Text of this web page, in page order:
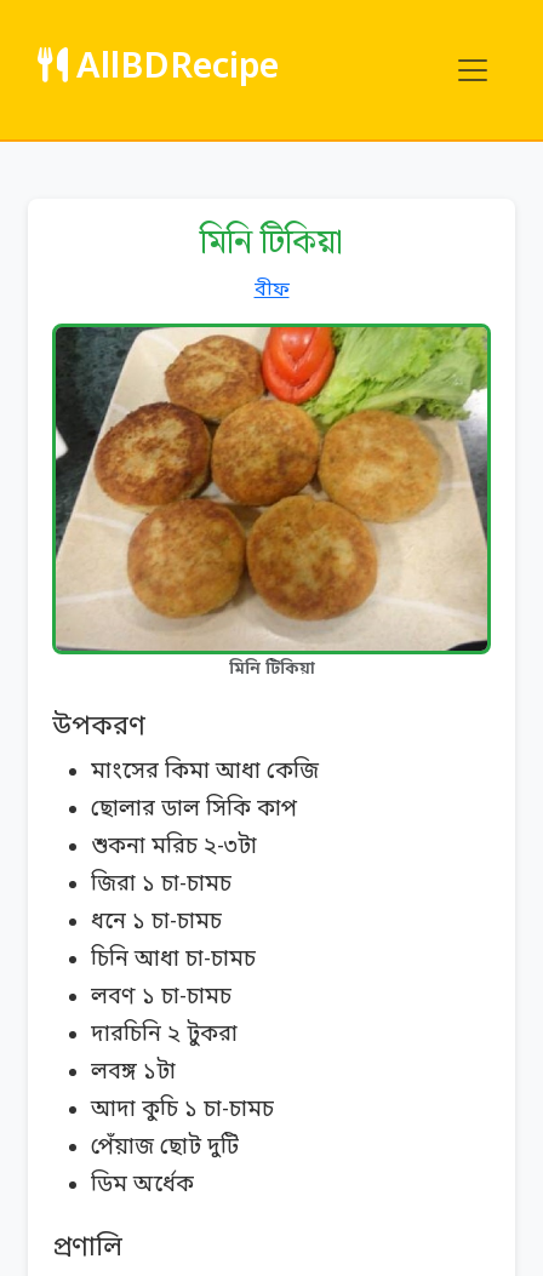
AllBDRecipe
মিনি টিকিয়া
বীফ
মিনি টিকিয়া
উপকরণ
মাংসের কিমা আধা কেজি
ছোলার ডাল সিকি কাপ
শুকনা মরিচ ২-৩টা
জিরা ১ চা-চামচ
ধনে ১ চা-চামচ
চিনি আধা চা-চামচ
লবণ ১ চা-চামচ
দারচিনি ২ টুকরা
লবঙ্গ ১টা
আদা কুচি ১ চা-চামচ
পেঁয়াজ ছোট দুটি
ডিম অর্ধেক
প্রণালি